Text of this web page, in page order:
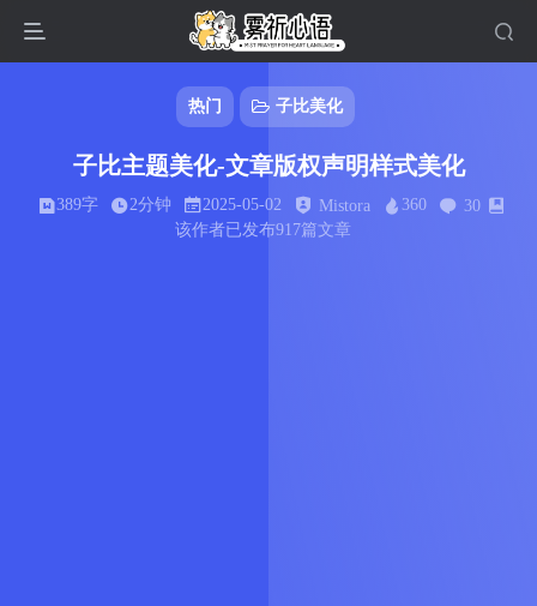
热门 子比美化
子比主题美化-文章版权声明样式美化
389字 2分钟 2025-05-02 Mistora 360
30
该作者已发布917篇文章